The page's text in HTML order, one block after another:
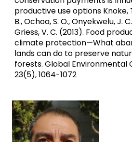
productive use options Knoke,
B., Ochoa, S. O., Onyekwelu, J.
Griess, V. C. (2013). Food
climate protection—What
lands can do to preserve
forests. Global Environmental
23(5), 1064-1072